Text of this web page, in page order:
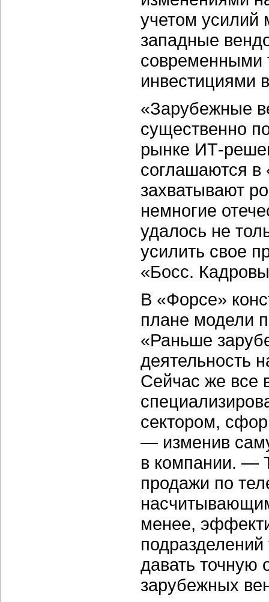
учетом усилий
западные
современными
инвестициями
«Зарубежные
существенно
рынке ИТ-
соглашаются
захватывают
немногие
удалось не
усилить свое
«Босс.
В «Форсе»
плане модели
«Раньше
деятельность
Сейчас же все
сектором,
— изменив
в компании. —
продажи по
менее,
подразделений
давать точную
зарубежных